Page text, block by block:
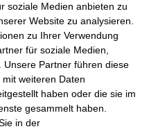
soziale Medien anbieten zu
Website zu analysieren.
zu Ihrer Verwendung
für soziale Medien,
Unsere Partner führen diese
weiteren Daten
haben oder die sie im
gesammelt haben.
in der